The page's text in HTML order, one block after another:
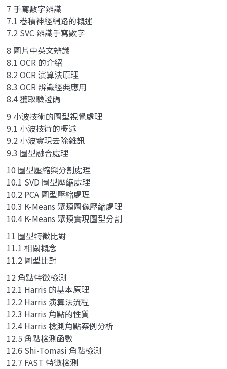
7 手寫數字辨識
7.1 卷積神經網路的概述
7.2 SVC 辨識手寫數字
8 圖片中英文辨識
8.1 OCR 的介紹
8.2 OCR 演算法原理
8.3 OCR 辨識經典應用
8.4 獲取驗證碼
9 小波技術的圖型視覺處理
9.1 小波技術的概述
9.2 小波實現去除雜訊
9.3 圖型融合處理
10 圖型壓縮與分割處理
10.1 SVD 圖型壓縮處理
10.2 PCA 圖型壓縮處理
10.3 K-Means 聚類圖像壓縮處理
10.4 K-Means 聚類實現圖型分割
11 圖型特徵比對
11.1 相關概念
11.2 圖型比對
12 角點特徵檢測
12.1 Harris 的基本原理
12.2 Harris 演算法流程
12.3 Harris 角點的性質
12.4 Harris 檢測角點案例分析
12.5 角點檢測函數
12.6 Shi-Tomasi 角點檢測
12.7 FAST 特徵檢測